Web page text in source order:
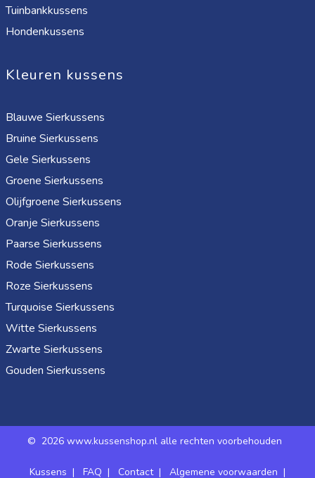
Tuinbankkussens
Hondenkussens
Kleuren kussens
Blauwe Sierkussens
Bruine Sierkussens
Gele Sierkussens
Groene Sierkussens
Olijfgroene Sierkussens
Oranje Sierkussens
Paarse Sierkussens
Rode Sierkussens
Roze Sierkussens
Turquoise Sierkussens
Witte Sierkussens
Zwarte Sierkussens
Gouden Sierkussens
© 2026 www.kussenshop.nl alle rechten voorbehouden
Kussens | FAQ | Contact| Algemene voorwaarden |